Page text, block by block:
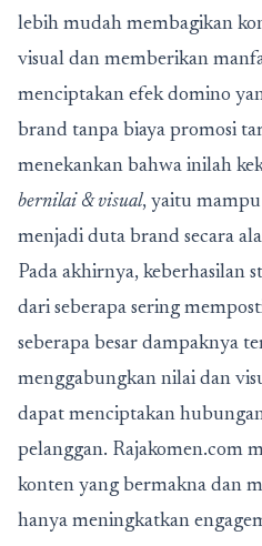
lebih mudah membagikan
visual dan memberikan
menciptakan efek domino
brand tanpa biaya promosi
menekankan bahwa inilah
bernilai & visual, yaitu
menjadi duta brand secara
Pada akhirnya, keberhasilan
dari seberapa sering
seberapa besar dampaknya
menggabungkan nilai dan
dapat menciptakan
pelanggan. Rajakomen.com
konten yang bermakna dan
hanya meningkatkan